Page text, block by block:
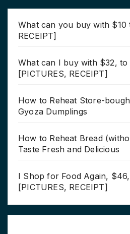
What can you buy with $10
RECEIPT]
What can I buy with $32, to
[PICTURES, RECEIPT]
How to Reheat Store-
Gyoza Dumplings
How to Reheat Bread
Taste Fresh and Delicious
I Shop for Food Again,
[PICTURES, RECEIPT]